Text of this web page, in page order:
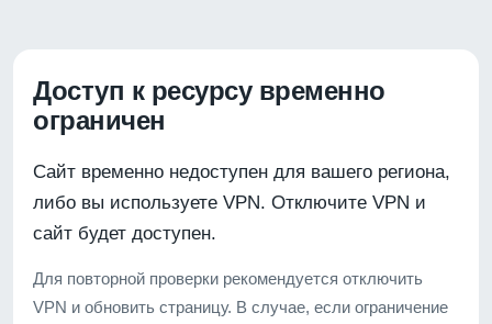
Доступ к ресурсу временно
ограничен
Сайт временно недоступен для вашего региона,
либо вы используете VPN. Отключите VPN и
сайт будет доступен.
Для повторной проверки рекомендуется отключить
VPN и обновить страницу. В случае, если ограничение